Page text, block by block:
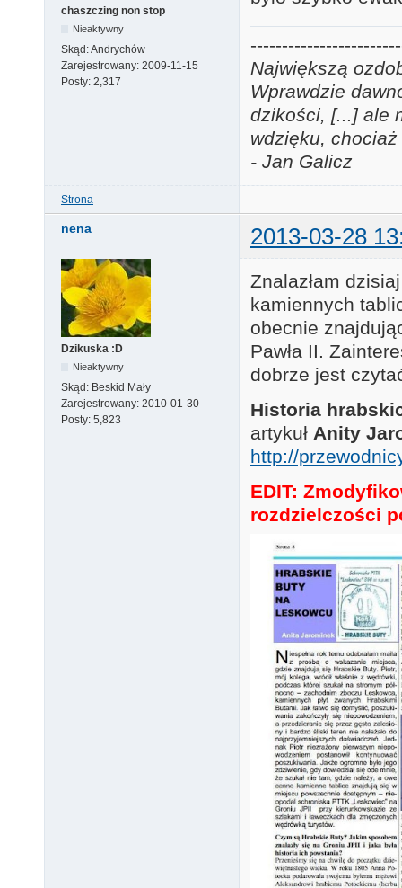
chaszczing non stop
Nieaktywny
Skąd:Andrychów
Zarejestrowany: 2009-11-15
Posty: 2,317
Największą
Wprawdzie
dzikości, [...] ale
wdzięku,
- Jan Galicz
Strona
nena 2013-03-28
Dzikuska :D
Nieaktywny
Skąd: Beskid Mały
Zarejestrowany: 2010-01-30
Posty: 5,823
Znalazłam
kamiennych
obecnie
Pawła II.
dobrze jest
Historia
artykuł Anity
http://
EDIT:
rozdzielczości